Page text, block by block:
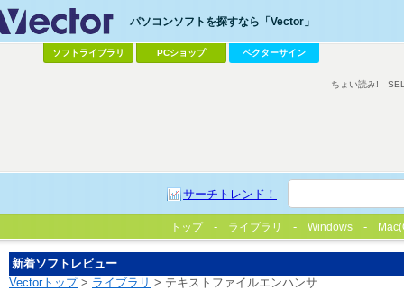
パソコンソフトを探すなら「Vector」
ソフトライブラリ PCショップ ベクターサイン
サーチトレンド！
ちょい読み!
トップ ライブラリ Windows
新着ソフトレビュー
Vectorトップ> ライブラリ > テキストファイルエンハンサ